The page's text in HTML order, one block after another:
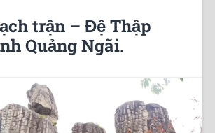
trận – Đệ Thập
Quảng Ngãi.